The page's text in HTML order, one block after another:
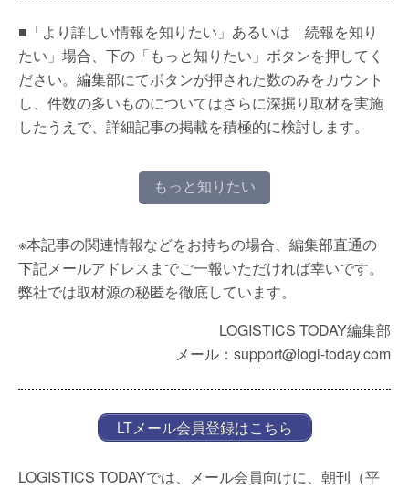
■「より詳しい情報を知りたい」あるいは「続報を知り
たい」場合、下の「もっと知りたい」ボタンを押してく
ださい。編集部にてボタンが押された数のみをカウント
し、件数の多いものについてはさらに深掘り取材を実施
したうえで、詳細記事の掲載を積極的に検討します。
もっと知りたい
※本記事の関連情報などをお持ちの場合、編集部直通の
下記メールアドレスまでご一報いただければ幸いです。
弊社では取材源の秘匿を徹底しています。
LOGISTICS TODAY編集部
メール：support@logi-today.com
LTメール会員登録はこちら
LOGISTICS TODAYでは、メール会員向けに、朝刊（平